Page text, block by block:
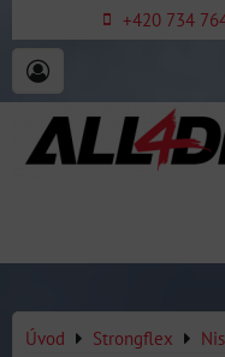
+420 734
Úvod Strongflex